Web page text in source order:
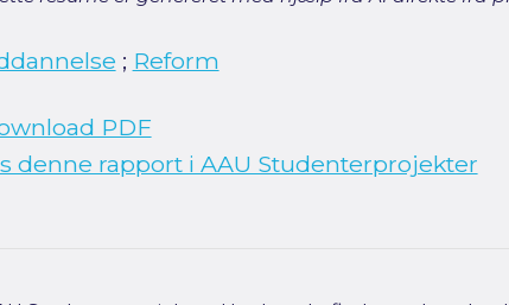
; Reform
PDF
denne rapport i AAU Studenterprojekter